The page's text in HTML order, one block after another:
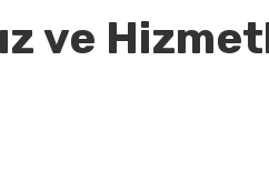
ve